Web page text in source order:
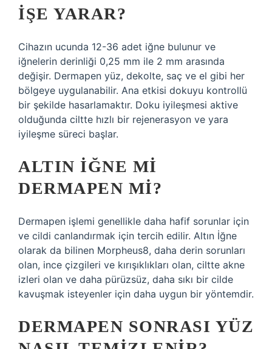
IŞE YARAR?
Cihazın ucunda 12-36 adet iğne bulunur ve
iğnelerin derinliği 0,25 mm ile 2 mm arasında
değişir. Dermapen yüz, dekolte, saç ve el gibi her
bölgeye uygulanabilir. Ana etkisi dokuyu kontrollü
bir şekilde hasarlamaktır. Doku iyileşmesi aktive
olduğunda ciltte hızlı bir rejenerasyon ve yara
iyileşme süreci başlar.
ALTIN IĞNE MI
DERMAPEN MI?
Dermapen işlemi genellikle daha hafif sorunlar için
ve cildi canlandırmak için tercih edilir. Altın İğne
olarak da bilinen Morpheus8, daha derin sorunları
olan, ince çizgileri ve kırışıklıkları olan, ciltte akne
izleri olan ve daha pürüzsüz, daha sıkı bir cilde
kavuşmak isteyenler için daha uygun bir yöntemdir.
DERMAPEN SONRASI YÜZ